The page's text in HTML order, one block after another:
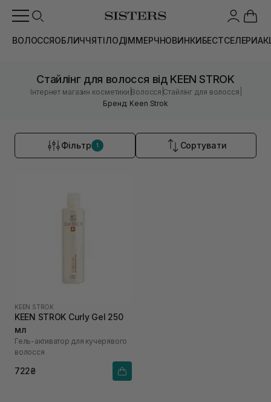
ВОЛОССЯОБЛИЧЧЯТІЛОДІММЕРЧНОВИНКИБЕСТСЕЛЕРИ
Стайлінг для волосся від KEEN STROK
Інтернет магазин косметики |Волосся |Стайлінг для волосся
Бренд: Keen Strok
Фільтр 1 Сортувати
KEEN STROK
KEEN STROK Curly Gel 250
мл
Гель-активатор для кучерявого
волосся
722₴